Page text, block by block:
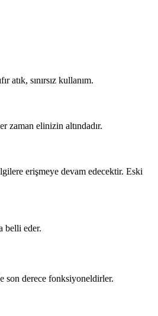
sınırsız kullanım.
zaman elinizin altındadır.
erişmeye devam edecektir. Eski
belli eder.
son derece fonksiyoneldirler.